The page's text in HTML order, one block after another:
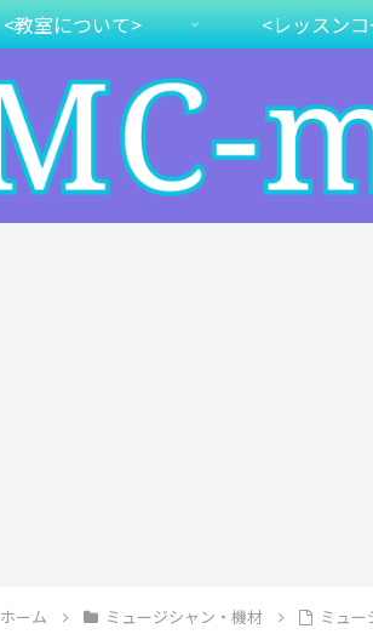
<教室について> <レッスン
ホーム ミュージシャン・機材 ミュ